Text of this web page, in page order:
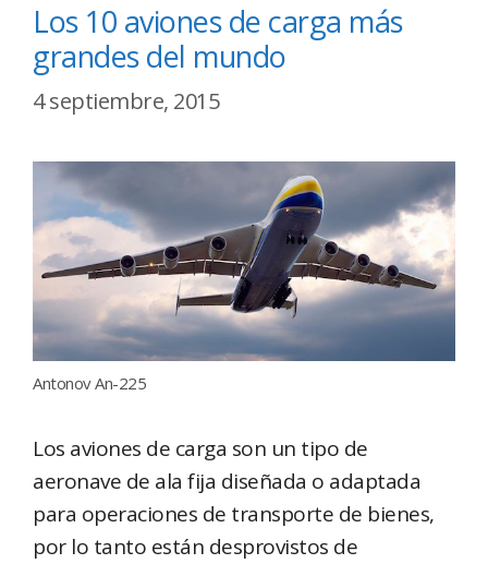
Los 10 aviones de carga más
grandes del mundo
4 septiembre, 2015
Antonov An-225
Los aviones de carga son un tipo de
aeronave de ala fija diseñada o adaptada
para operaciones de transporte de bienes,
por lo tanto están desprovistos de